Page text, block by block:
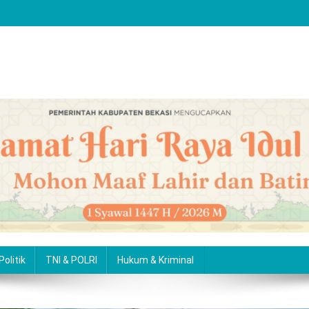
Politik TNI & POLRI Hukum & Kriminal